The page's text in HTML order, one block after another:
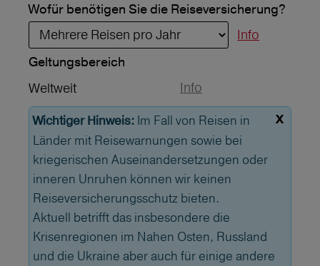
Wofür benötigen Sie die Reiseversicherung?
Info
Geltungs­bereich
Weltweit
Info
x
Wichtiger Hinweis: Im Fall von Reisen in
Länder mit Reisewarnungen sowie bei
kriegerischen Auseinandersetzungen oder
inneren Unruhen können wir keinen
Reiseversicherungsschutz bieten.
Aktuell betrifft das insbesondere die
Krisenregionen im Nahen Osten, Russland
und die Ukraine aber auch für einige andere